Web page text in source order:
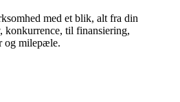
med et blik, alt fra din
konkurrence, til finansiering,
og milepæle.